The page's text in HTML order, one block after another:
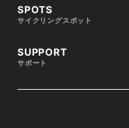
SPOTS
サイクリングスポット
SUPPORT
サポート